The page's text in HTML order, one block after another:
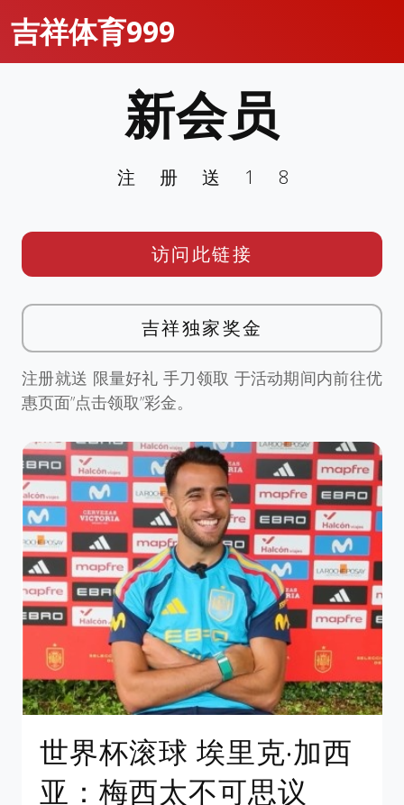
吉祥体育999
世界杯滚球 埃里克·加西
亚：梅西太不可思议
新会员
注册送18
访问此链接
吉祥独家奖金
注册就送 限量好礼 手刀领取 于活动期间内前往优
惠页面”点击领取”彩金。